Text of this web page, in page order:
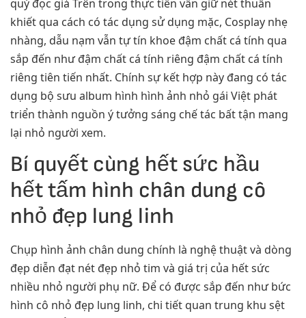
quý đọc giả Trên trong thực tiễn vẫn giữ nét thuần
khiết qua cách có tác dụng sử dụng mặc, Cosplay nhẹ
nhàng, dẫu nạm vẫn tự tín khoe đậm chất cá tính qua
sắp đến như đậm chất cá tính riêng đậm chất cá tính
riêng tiên tiến nhất. Chính sự kết hợp này đang có tác
dụng bộ sưu album hình hình ảnh nhỏ gái Việt phát
triển thành nguồn ý tưởng sáng chế tác bất tận mang
lại nhỏ người xem.
Bí quyết cùng hết sức hầu
hết tấm hình chân dung cô
nhỏ đẹp lung linh
Chụp hình ảnh chân dung chính là nghệ thuật và dòng
đẹp diễn đạt nét đẹp nhỏ tim và giá trị của hết sức
nhiều nhỏ người phụ nữ. Để có được sắp đến như bức
hình cô nhỏ đẹp lung linh, chi tiết quan trung khu sệt